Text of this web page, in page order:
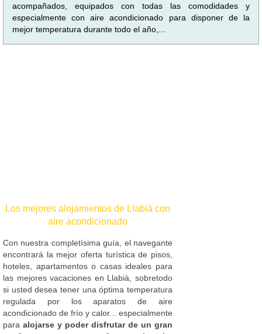
acompañados, equipados con todas las comodidades y
especialmente con aire acondicionado para disponer de la
mejor temperatura durante todo el año,...
Los mejores alojamientos de Llabià con
aire acondicionado
Con nuestra completísima guía, el navegante
encontrará la mejor oferta turística de pisos,
hoteles, apartamentos o casas ideales para
las mejores vacaciones en Llabià, sobretodo
si usted desea tener una óptima temperatura
regulada por los aparatos de aire
acondicionado de frío y calor... especialmente
para alojarse y poder disfrutar de un gran